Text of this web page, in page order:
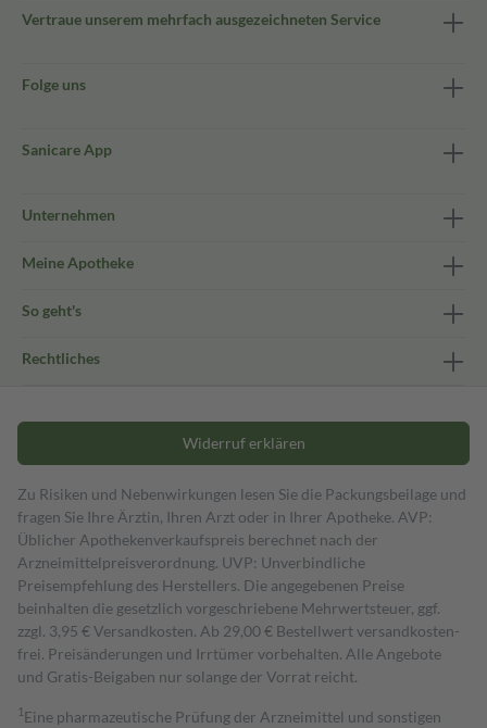
Vertraue unserem mehrfach ausgezeichneten Service
Folge uns
Sanicare App
Unternehmen
Meine Apotheke
So geht's
Rechtliches
Widerruf erklären
Zu Risiken und Nebenwirkungen lesen Sie die Packungsbeilage und
fragen Sie Ihre Ärztin, Ihren Arzt oder in Ihrer Apotheke. AVP:
Üblicher Apothekenverkaufspreis berechnet nach der
Arzneimittelpreisverordnung. UVP: Unverbindliche
Preisempfehlung des Herstellers. Die angegebenen Preise
beinhalten die gesetzlich vorgeschriebene Mehrwertsteuer, ggf.
zzgl. 3,95 € Versandkosten. Ab 29,00 € Bestell­wert versand­kosten­
frei. Preisänderungen und Irrtümer vorbehalten. Alle Angebote
und Gratis-Beigaben nur solange der Vorrat reicht.
1 Eine pharmazeutische Prüfung der Arzneimittel und sonstigen